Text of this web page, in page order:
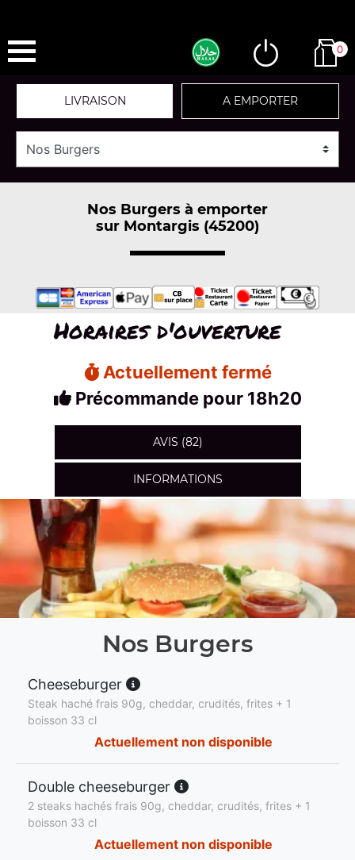
0
LIVRAISON A EMPORTER
Nos Burgers à emporter
sur Montargis (45200)
Horaires d'ouverture
Actuellement fermé
Précommande pour 18h20
AVIS (82)
INFORMATIONS
Nos Burgers
Cheeseburger
Steak haché frais 90g, cheddar, crudités, frites + 1
boisson 33 cl
Actuellement non disponible
Double cheeseburger
2 steaks hachés frais 90g, cheddar, crudités, frites + 1
boisson 33 cl
Actuellement non disponible